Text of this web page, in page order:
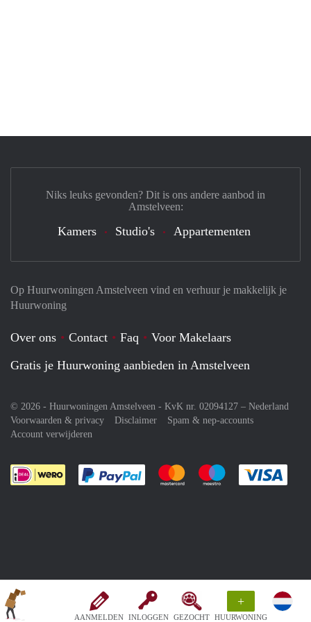
AANMELDEN INLOGGEN GEZOCHT
+
HUURWONING
Op Huurwoningen Amstelveen vind en verhuur je makkelijk je
Huurwoning
Over ons Contact Faq
Voor Makelaars
Gratis je Huurwoning aanbieden in Amstelveen
© 2026 - Huurwoningen Amstelveen - KvK nr. 02094127 – Nederland
Voorwaarden & privacy
Disclaimer
Spam & nep-accounts
Account verwijderen
Je rekent gemakkelijk af met Paypal
Je rekent gemakkelijk af met
Je rekent
Niks leuks gevonden? Dit is ons andere aanbod in
Amstelveen:
Kamers Studio's Appartementen